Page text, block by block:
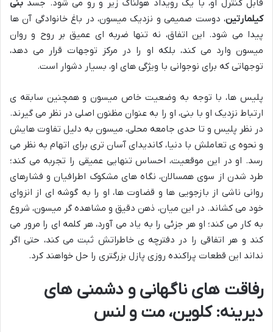
قابل کنترل او، با یک رویداد هولناک زیر و رو می شود. جسد بنی
کیلمارتین، دوست صمیمی و نزدیک میسون، در باغ خانوادگی آن ها
پیدا می شود. این اتفاق، نه تنها ضربه ای عمیق بر روح و روان
میسون وارد می کند، بلکه او را در مرکز توجهات قرار می دهد،
توجهاتی که برای نوجوانی با ویژگی های او، بسیار دشوار است.
پلیس ها، با توجه به وضعیت خاص میسون و همچنین سابقه ی
ارتباط نزدیک او با بنی، او را به عنوان مظنون اصلی در نظر می گیرند.
در نظر پلیس و تا حدی جامعه محلی، میسون به دلیل تفاوت هایش
و نحوه ی تعاملش با دنیا، کاندیدای آسان تری برای اتهام به نظر می
رسد. او در این موقعیت، احساس تنهایی عمیقی را تجربه می کند؛
طرد شدن از سوی همسالان، نگاه های مشکوک اطرافیان و فشارهای
روانی ناشی از بازجویی ها و قضاوت ها، او را به گوشه ای از انزوای
خود می کشاند. در این میان، ذهن دقیق و مشاهده گر میسون، شروع
به کار می کند؛ او هر جزئی را به یاد می آورد، هر کلمه ای را مرور می
کند و هر اتفاقی را در دفترچه ی خاطراتش ثبت می کند، حتی اگر
نداند این قطعات پراکنده روزی پازل بزرگتری را حل خواهند کرد.
رفاقت های ناگهانی و دشمنی های
دیرینه: کلوین، مت و لنس